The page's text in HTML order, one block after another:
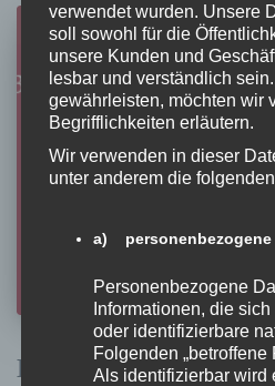
Denken erlaubt
verwendet wurden. Unsere
soll sowohl für die
unsere Kunden und
lesbar und verständlich
gewährleisten, möchten wir
Begrifflichkeiten erläutern.
Wir verwenden in dieser
unter anderem die
a) personenbezogene
Personenbezogene
Informationen, die
oder identifizierbare
Folgenden
Als identifizierbar wird